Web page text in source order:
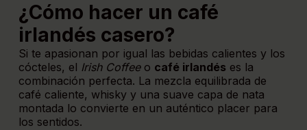
¿Cómo hacer un café
irlandés casero?
Si te apasionan por igual las bebidas calientes y los
cócteles, el Irish Coffeeo café irlandés es la
combinación perfecta. La mezcla equilibrada de
café caliente, whisky y una suave capa de nata
montada lo convierte en un auténtico placer para
los sentidos.